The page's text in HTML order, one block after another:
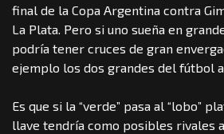
final de la Copa Argentina contra
La Plata. Pero si uno sueña en
podría tener cruces de gran
ejemplo los dos grandes del fútbol
Es que si la “verde” pasa al “lobo”
llave tendría como posibles rivales